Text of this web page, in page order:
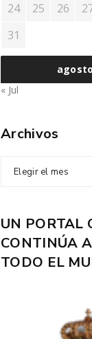
24
25 26
31
« Jul
Archivos
Elegir el mes
UN PORTAL
CONTINÚA
TODO EL